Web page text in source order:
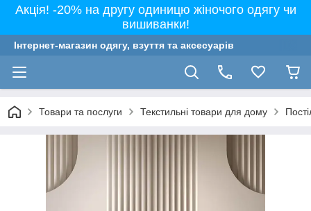
Акція! -20% на другу одиницю жіночого одягу чи
вишиванки!
Інтернет-магазин одягу, взуття та аксесуарів
Товари та послуги Текстильні товари для дому